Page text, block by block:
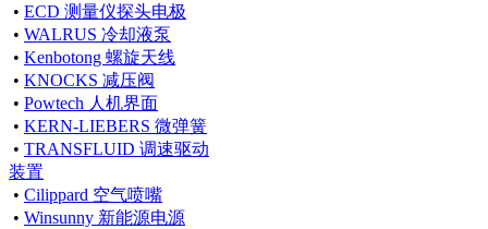
• ECD 测量仪探头电极
• WALRUS 冷却液泵
• Kenbotong 螺旋天线
• KNOCKS 减压阀
• Powtech 人机界面
• KERN-LIEBERS 微弹簧
• TRANSFLUID 调速驱动
装置
• Cilippard 空气喷嘴
• Winsunny 新能源电源